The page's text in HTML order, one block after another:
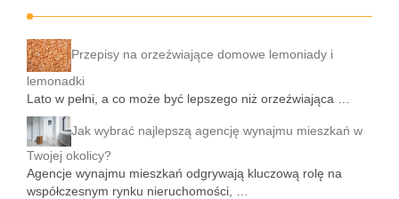
Przepisy na orzeźwiające domowe lemoniady i
lemonadki
Lato w pełni, a co może być lepszego niż orzeźwiająca …
Jak wybrać najlepszą agencję wynajmu mieszkań w
Twojej okolicy?
Agencje wynajmu mieszkań odgrywają kluczową rolę na
współczesnym rynku nieruchomości, …